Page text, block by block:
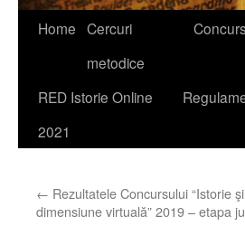
Skip
content
Home Cercuri
metodice
RED Istorie Online
2021
← Rezultatele Concursului “Istorie
dimensiune virtuală” 2019 – etapa